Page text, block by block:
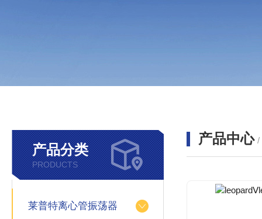
产品分类
PRODUCTS
莱普特离心管振荡器
产品中心 /